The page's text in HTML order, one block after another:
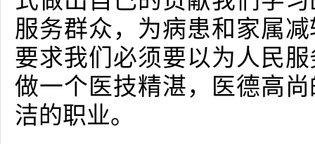
服务群众，为病患和家属
要求我们必须要以为人民
做一个医技精湛，医德高
洁的职业。